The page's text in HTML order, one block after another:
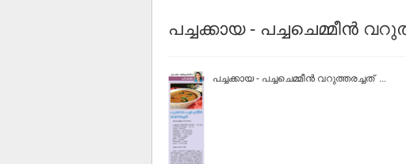
പച്ചക്കായ - പച്ചചെമ്മീൻ
പച്ചക്കായ - പച്ചചെമ്മീൻ വറുത്തരച്ചത് ...